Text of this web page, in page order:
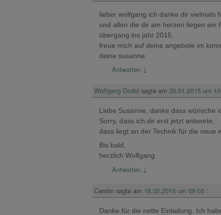
lieber wolfgang ich danke dir vielmals
und allen die dir am herzen liegen ein
übergang ins jahr 2015.
freue mich auf deine angebote im
deine susanne
Antworten ↓
Wolfgang Dodel sagte am 20.01.2015 um
Liebe Susanne, danke dass wünsche
Sorry, dass ich dir erst jetzt antworte,
dass liegt an der Technik für die neue
Bis bald,
herzlich Wolfgang
Antworten ↓
Carolin sagte am 18.02.2015 um 09:05 :
Danke für die nette Einladung. Ich